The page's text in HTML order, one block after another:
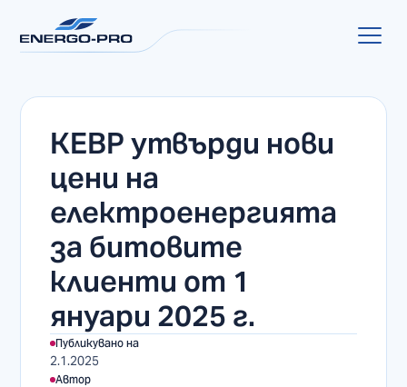
КЕВР утвърди нови
цени на
електроенергията
за битовите
клиенти от 1
януари 2025 г.
Публикувано на
2.1.2025
Автор